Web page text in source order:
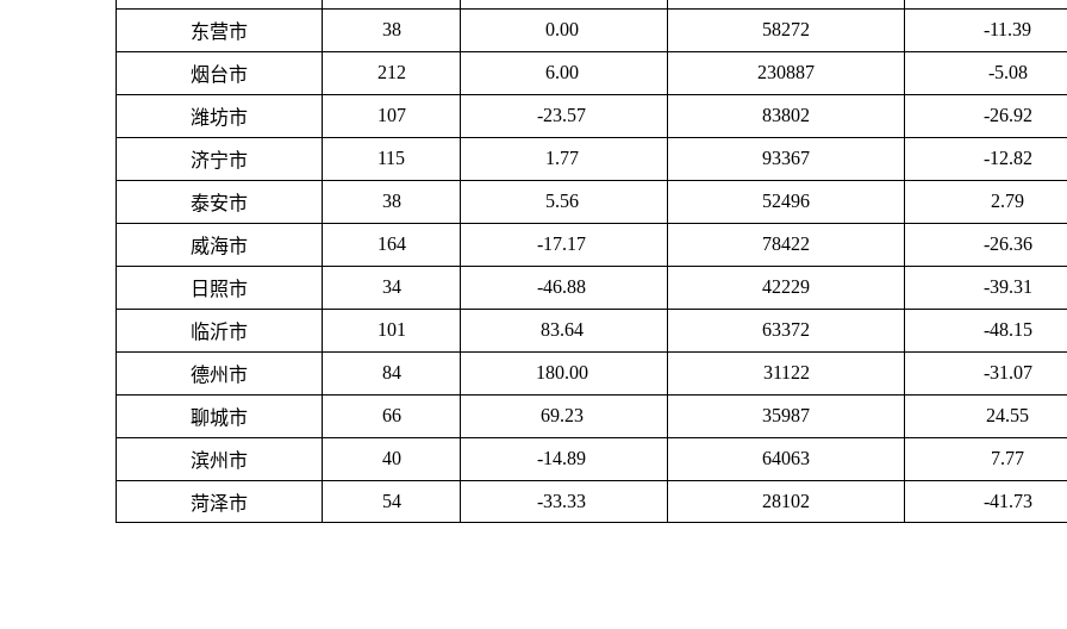
东营市 38 0.00 58272 -11.39
烟台市 212 6.00 230887 -5.08
潍坊市 107 -23.57 83802 -26.92
济宁市 115 1.77 93367 -12.82
泰安市 38 5.56 52496 2.79
威海市 164 -17.17 78422 -26.36
日照市 34 -46.88 42229 -39.31
临沂市 101 83.64 63372 -48.15
德州市 84 180.00 31122 -31.07
聊城市 66 69.23 35987 24.55
滨州市 40 -14.89 64063 7.77
菏泽市 54 -33.33 28102 -41.73